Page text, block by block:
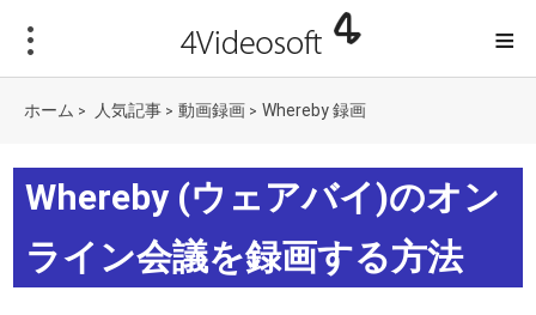
≡
ホーム > 人気記事 > 動画録画 > Whereby 録画
Whereby (ウェアバイ)のオン
ライン会議を録画する方法